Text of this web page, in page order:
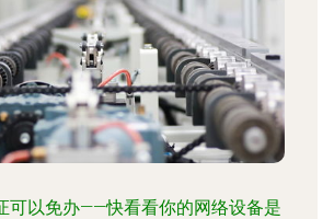
可以免办——快看看你的网络设备是